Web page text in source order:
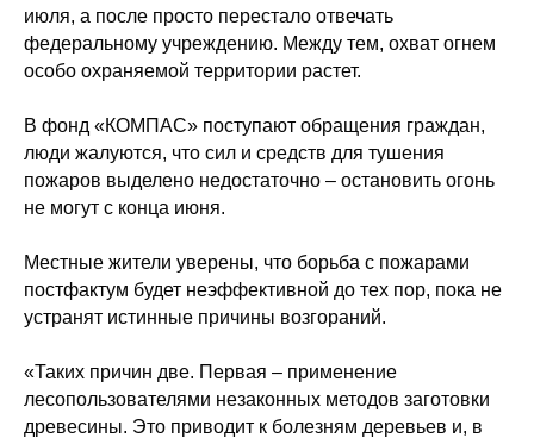
июля, а после просто перестало отвечать
федеральному учреждению. Между тем, охват огнем
особо охраняемой территории растет.
В фонд «КОМПАС» поступают обращения граждан,
люди жалуются, что сил и средств для тушения
пожаров выделено недостаточно – остановить огонь
не могут с конца июня.
Местные жители уверены, что борьба с пожарами
постфактум будет неэффективной до тех пор, пока не
устранят истинные причины возгораний.
«Таких причин две. Первая – применение
лесопользователями незаконных методов заготовки
древесины. Это приводит к болезням деревьев и, в